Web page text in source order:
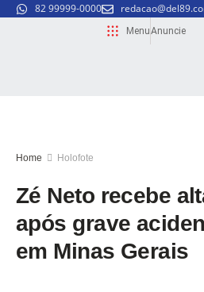
82 99999-0000
MenuAnuncie
Home Holofote
Zé Neto recebe
após grave
em Minas Gerais